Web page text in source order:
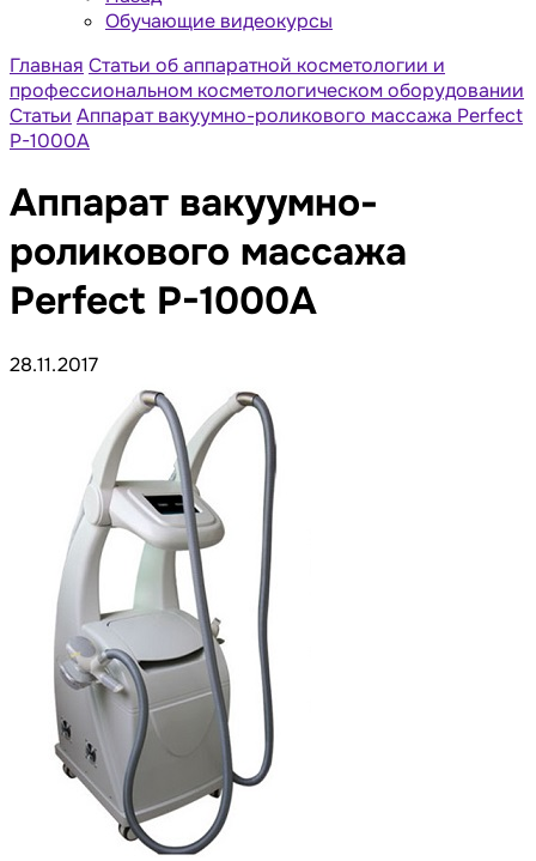
Обучающие видеокурсы
Главная Статьи об аппаратной косметологии и
профессиональном косметологическом оборудовании
Статьи Аппарат вакуумно-роликового массажа Perfect
P-1000A
Аппарат вакуумно-
роликового массажа
Perfect P-1000A
28.11.2017